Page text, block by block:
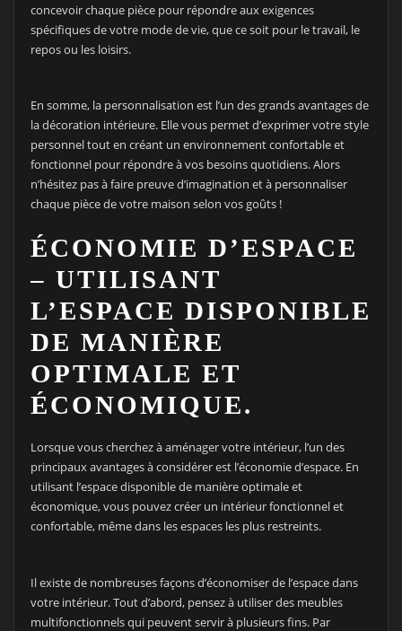
concevoir chaque pièce pour répondre aux exigences
spécifiques de votre mode de vie, que ce soit pour le travail, le
repos ou les loisirs.
En somme, la personnalisation est l’un des grands avantages de
la décoration intérieure. Elle vous permet d’exprimer votre style
personnel tout en créant un environnement confortable et
fonctionnel pour répondre à vos besoins quotidiens. Alors
n’hésitez pas à faire preuve d’imagination et à personnaliser
chaque pièce de votre maison selon vos goûts !
ÉCONOMIE D’ESPACE
– UTILISANT
L’ESPACE DISPONIBLE
DE MANIÈRE
OPTIMALE ET
ÉCONOMIQUE.
Lorsque vous cherchez à aménager votre intérieur, l’un des
principaux avantages à considérer est l’économie d’espace. En
utilisant l’espace disponible de manière optimale et
économique, vous pouvez créer un intérieur fonctionnel et
confortable, même dans les espaces les plus restreints.
Il existe de nombreuses façons d’économiser de l’espace dans
votre intérieur. Tout d’abord, pensez à utiliser des meubles
multifonctionnels qui peuvent servir à plusieurs fins. Par